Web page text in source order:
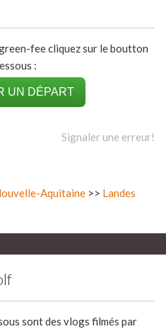
fee cliquez sur le boutton
:
UN DÉPART
Signaler une erreur!
Aquitaine >> Landes
sont des vlogs filmés par